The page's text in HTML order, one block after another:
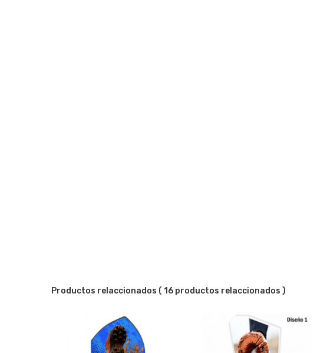
Productos relaccionados ( 16 productos relaccionados )